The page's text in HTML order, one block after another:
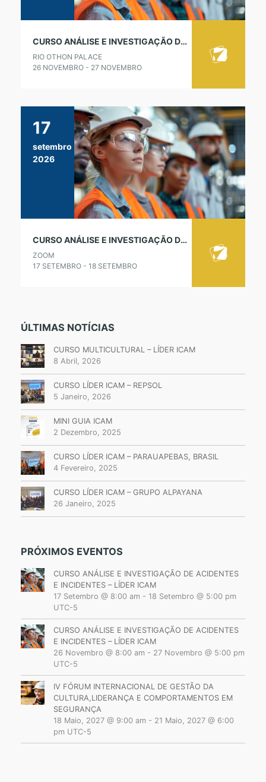
CURSO ANÁLISE E INVESTIGAÇÃO DE ACIDENTES E INCIDENTES – LÍDER ICAM
RIO OTHON PALACE
26 NOVEMBRO - 27 NOVEMBRO
17
setembro
2026
CURSO ANÁLISE E INVESTIGAÇÃO DE ACIDENTES E INCIDENTES – LÍDER ICAM
ZOOM
17 SETEMBRO - 18 SETEMBRO
ÚLTIMAS NOTÍCIAS
CURSO MULTICULTURAL – LÍDER ICAM
8 Abril, 2026
CURSO LÍDER ICAM – REPSOL
5 Janeiro, 2026
MINI GUIA ICAM
2 Dezembro, 2025
CURSO LÍDER ICAM – PARAUAPEBAS, BRASIL
4 Fevereiro, 2025
CURSO LÍDER ICAM – GRUPO ALPAYANA
26 Janeiro, 2025
PRÓXIMOS EVENTOS
CURSO ANÁLISE E INVESTIGAÇÃO DE ACIDENTES
E INCIDENTES – LÍDER ICAM
17 Setembro @ 8:00 am - 18 Setembro @ 5:00 pm
UTC-5
CURSO ANÁLISE E INVESTIGAÇÃO DE ACIDENTES
E INCIDENTES – LÍDER ICAM
26 Novembro @ 8:00 am - 27 Novembro @ 5:00 pm
UTC-5
IV FÓRUM INTERNACIONAL DE GESTÃO DA
CULTURA,LIDERANÇA E COMPORTAMENTOS EM
SEGURANÇA
18 Maio, 2027 @ 9:00 am - 21 Maio, 2027 @ 6:00
pm UTC-5